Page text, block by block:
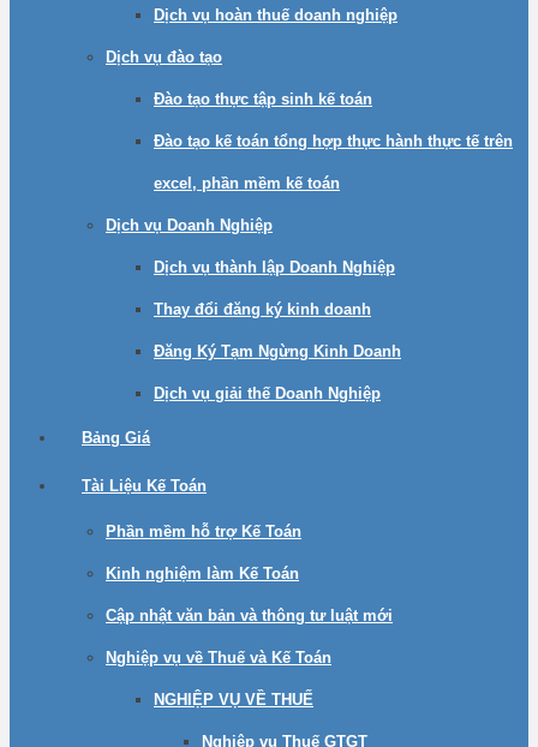
Dịch vụ hoàn thuế doanh nghiệp
Dịch vụ đào tạo
Đào tạo thực tập sinh kế toán
Đào tạo kế toán tổng hợp thực hành thực tế trên
excel, phần mềm kế toán
Dịch vụ Doanh Nghiệp
Dịch vụ thành lập Doanh Nghiệp
Thay đổi đăng ký kinh doanh
Đăng Ký Tạm Ngừng Kinh Doanh
Dịch vụ giải thế Doanh Nghiệp
Bảng Giá
Tài Liệu Kế Toán
Phần mềm hỗ trợ Kế Toán
Kinh nghiệm làm Kế Toán
Cập nhật văn bản và thông tư luật mới
Nghiệp vụ về Thuế và Kế Toán
NGHIỆP VỤ VỀ THUẾ
Nghiệp vụ Thuế GTGT